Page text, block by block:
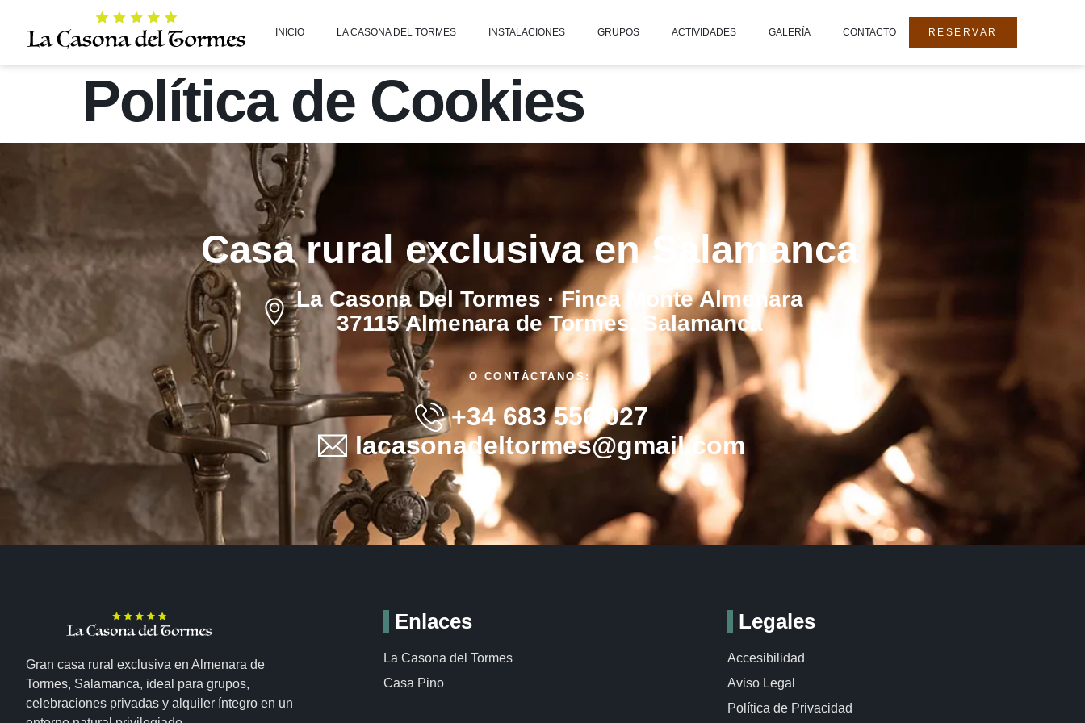
INICIO LA CASONA DEL TORMES INSTALACIONES GRUPOS ACTIVIDADES GALERÍA CONTACTO RESERVAR
Política de Cookies
Casa rural exclusiva en Salamanca
La Casona Del Tormes · Finca Monte Almenara
37115 Almenara de Tormes, Salamanca
O CONTÁCTANOS:
+34 683 556 027
lacasonadeltormes@gmail.com
Gran casa rural exclusiva en Almenara de
Tormes, Salamanca, ideal para grupos,
celebraciones privadas y alquiler íntegro en un
Enlaces
La Casona del Tormes
Casa Pino
Legales
Accesibilidad
Aviso Legal
Política de Privacidad